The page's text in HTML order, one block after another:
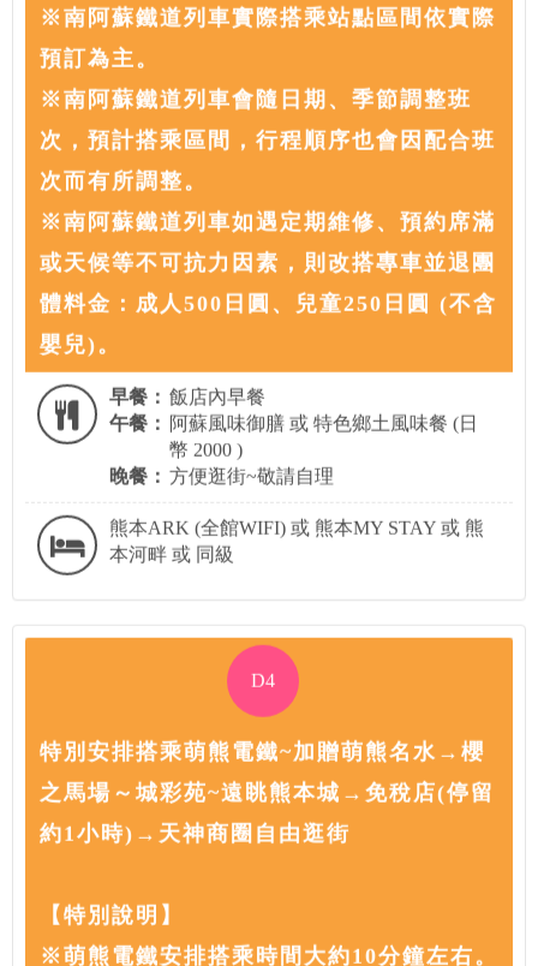
※南阿蘇鐵道列車實際搭乘站點區間依實際
預訂為主。
※南阿蘇鐵道列車會隨日期、季節調整班
次，預計搭乘區間，行程順序也會因配合班
次而有所調整。
※南阿蘇鐵道列車如遇定期維修、預約席滿
或天候等不可抗力因素，則改搭專車並退團
體料金：成人500日圓、兒童250日圓 (不含
嬰兒)。
早餐： 飯店內早餐
午餐： 阿蘇風味御膳 或 特色鄉土風味餐 (日
幣 2000 )
晚餐： 方便逛街~敬請自理
熊本ARK (全館WIFI) 或 熊本MY STAY 或 熊
本河畔 或 同級
D4
特別安排搭乘萌熊電鐵~加贈萌熊名水→櫻
之馬場～城彩苑~遠眺熊本城→免稅店(停留
約1小時)→天神商圈自由逛街
【特別說明】
※萌熊電鐵安排搭乘時間大約10分鐘左右。